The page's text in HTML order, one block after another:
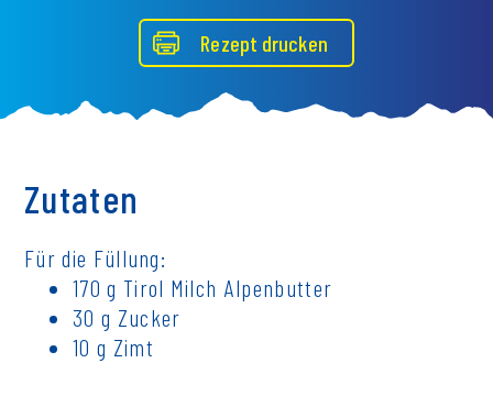
Rezept drucken
Zutaten
Für die Füllung:
170 g Tirol Milch Alpenbutter
30 g Zucker
10 g Zimt